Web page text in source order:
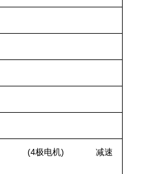
(4极电机)
减速